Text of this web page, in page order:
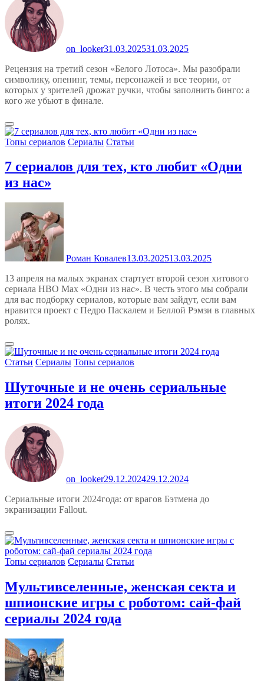
on_looker31.03.202531.03.2025
Рецензия на третий сезон «Белого Лотоса». Мы разобрали
символику, опенинг, темы, персонажей и все теории, от
которых у зрителей дрожат ручки, чтобы заполнить бинго: а
кого же убьют в финале.
Топы сериалов Сериалы Статьи
7 сериалов для тех, кто любит «Одни
из нас»
Роман Ковалев13.03.202513.03.2025
13 апреля на малых экранах стартует второй сезон хитового
сериала HBO Max «Одни из нас». В честь этого мы собрали
для вас подборку сериалов, которые вам зайдут, если вам
нравится проект с Педро Паскалем и Беллой Рэмзи в главных
ролях.
Статьи Сериалы Топы сериалов
Шуточные и не очень сериальные
итоги 2024 года
on_looker29.12.202429.12.2024
Сериальные итоги 2024года: от врагов Бэтмена до
экранизации Fallout.
Топы сериалов Сериалы Статьи
Мультивселенные, женская секта и
шпионские игры с роботом: сай-фай
сериалы 2024 года